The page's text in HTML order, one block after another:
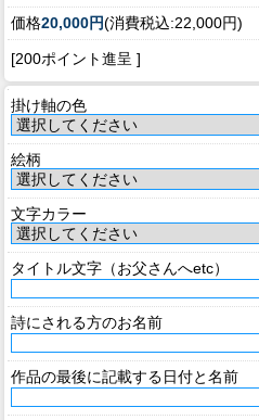
価格20,000円(消費税込:22,000円)
[200ポイント進呈 ]
掛け軸の色
絵柄
文字カラー
タイトル文字（お父さんへetc）
詩にされる方のお名前
作品の最後に記載する日付と名前